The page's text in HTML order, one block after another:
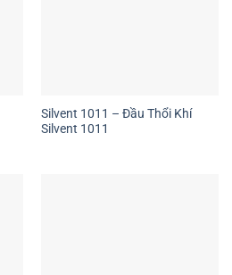
Silvent 1011 – Đầu Thổi Khí
Silvent 1011